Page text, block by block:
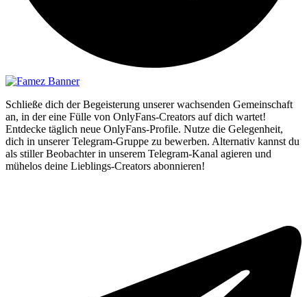
Schließe dich der Begeisterung unserer wachsenden Gemeinschaft
an, in der eine Fülle von OnlyFans-Creators auf dich wartet!
Entdecke täglich neue OnlyFans-Profile. Nutze die Gelegenheit,
dich in unserer Telegram-Gruppe zu bewerben. Alternativ kannst du
als stiller Beobachter in unserem Telegram-Kanal agieren und
mühelos deine Lieblings-Creators abonnieren!